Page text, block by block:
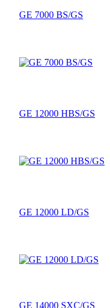
GE 7000 BS/GS
GE 12000 HBS/GS
GE 12000 LD/GS
GE 14000 SXC/GS